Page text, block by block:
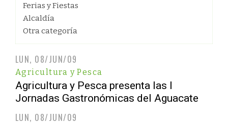
Ferias y Fiestas
Alcaldía
Otra categoría
LUN, 08/JUN/09
Agricultura y Pesca
Agricultura y Pesca presenta las I
Jornadas Gastronómicas del Aguacate
LUN, 08/JUN/09